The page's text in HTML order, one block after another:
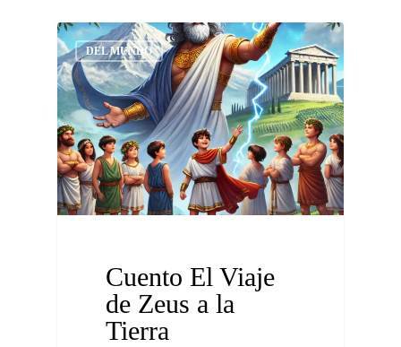
DEL MUNDO
Cuento El Viaje
de Zeus a la
Tierra